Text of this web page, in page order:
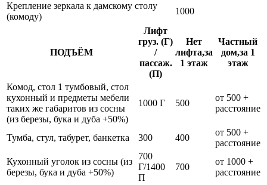
Крепление зеркала к дамскому столу
(комоду)
1000
ПОДЪЁМ
Лифт
груз. (Г)
/
пассаж.
(П)
Нет
лифта,за
1 этаж
Частный
дом,за 1
этаж
Комод, стол 1 тумбовый, стол
кухонный и предметы мебели
таких же габаритов из сосны
(из березы, бука и дуба +50%)
1000 Г 500
от 500 +
расстояние
Тумба, стул, табурет, банкетка 300 400
от 500 +
расстояние
Кухонный уголок из сосны (из
березы, бука и дуба +50%)
700
Г/1400
П
700
от 1000 +
расстояние